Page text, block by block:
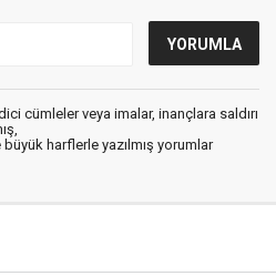
cümleler veya imalar, inançlara saldırı
harflerle yazılmış yorumlar